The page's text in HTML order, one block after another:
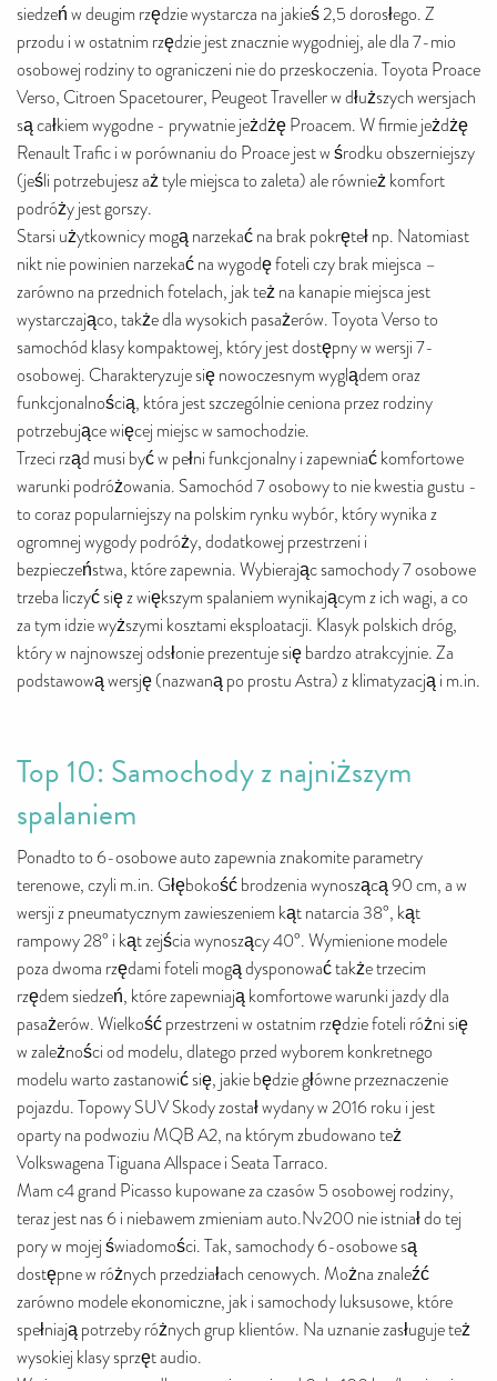
siedzeń w deugim rzędzie wystarcza na jakieś 2,5 dorosłego. Z
przodu i w ostatnim rzędzie jest znacznie wygodniej, ale dla 7-mio
osobowej rodziny to ograniczeni nie do przeskoczenia. Toyota Proace
Verso, Citroen Spacetourer, Peugeot Traveller w dłuższych wersjach
są całkiem wygodne - prywatnie jeżdżę Proacem. W firmie jeżdżę
Renault Trafic i w porównaniu do Proace jest w środku obszerniejszy
(jeśli potrzebujesz aż tyle miejsca to zaleta) ale również komfort
podróży jest gorszy.
Starsi użytkownicy mogą narzekać na brak pokręteł np. Natomiast
nikt nie powinien narzekać na wygodę foteli czy brak miejsca –
zarówno na przednich fotelach, jak też na kanapie miejsca jest
wystarczająco, także dla wysokich pasażerów. Toyota Verso to
samochód klasy kompaktowej, który jest dostępny w wersji 7-
osobowej. Charakteryzuje się nowoczesnym wyglądem oraz
funkcjonalnością, która jest szczególnie ceniona przez rodziny
potrzebujące więcej miejsc w samochodzie.
Trzeci rząd musi być w pełni funkcjonalny i zapewniać komfortowe
warunki podróżowania. Samochód 7 osobowy to nie kwestia gustu -
to coraz popularniejszy na polskim rynku wybór, który wynika z
ogromnej wygody podróży, dodatkowej przestrzeni i
bezpieczeństwa, które zapewnia. Wybierając samochody 7 osobowe
trzeba liczyć się z większym spalaniem wynikającym z ich wagi, a co
za tym idzie wyższymi kosztami eksploatacji. Klasyk polskich dróg,
który w najnowszej odsłonie prezentuje się bardzo atrakcyjnie. Za
podstawową wersję (nazwaną po prostu Astra) z klimatyzacją i m.in.
Top 10: Samochody z najniższym
spalaniem
Ponadto to 6-osobowe auto zapewnia znakomite parametry
terenowe, czyli m.in. Głębokość brodzenia wynoszącą 90 cm, a w
wersji z pneumatycznym zawieszeniem kąt natarcia 38°, kąt
rampowy 28° i kąt zejścia wynoszący 40°. Wymienione modele
poza dwoma rzędami foteli mogą dysponować także trzecim
rzędem siedzeń, które zapewniają komfortowe warunki jazdy dla
pasażerów. Wielkość przestrzeni w ostatnim rzędzie foteli różni się
w zależności od modelu, dlatego przed wyborem konkretnego
modelu warto zastanowić się, jakie będzie główne przeznaczenie
pojazdu. Topowy SUV Skody został wydany w 2016 roku i jest
oparty na podwoziu MQB A2, na którym zbudowano też
Volkswagena Tiguana Allspace i Seata Tarraco.
Mam c4 grand Picasso kupowane za czasów 5 osobowej rodziny,
teraz jest nas 6 i niebawem zmieniam auto.Nv200 nie istniał do tej
pory w mojej świadomości. Tak, samochody 6-osobowe są
dostępne w różnych przedziałach cenowych. Można znaleźć
zarówno modele ekonomiczne, jak i samochody luksusowe, które
spełniają potrzeby różnych grup klientów. Na uznanie zasługuje też
wysokiej klasy sprzęt audio.